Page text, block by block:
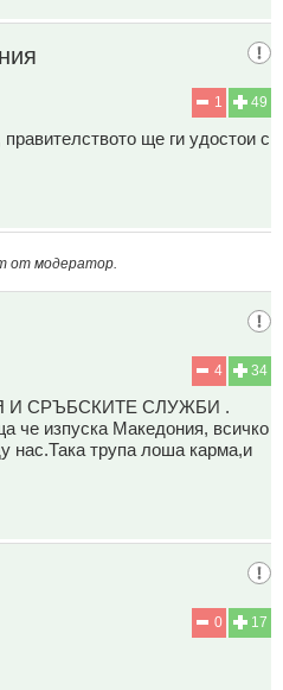
49
1
ще ги удостои с
от модератор.
34
4
И СРЪБСКИТЕ СЛУЖБИ .
че изпуска Македония, всичко
нас.Така трупа лоша карма,и
17
0